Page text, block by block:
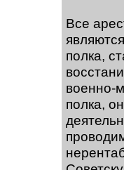
Все
полка,
военно-
полка,